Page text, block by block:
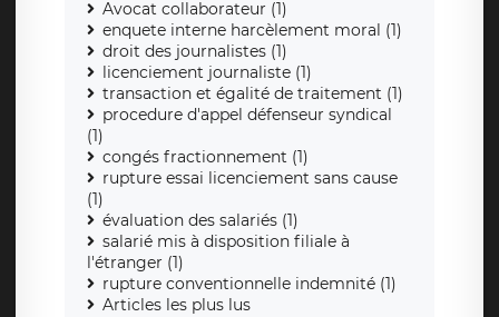
Avocat collaborateur (1)
enquete interne harcèlement moral (1)
droit des journalistes (1)
licenciement journaliste (1)
transaction et égalité de traitement (1)
procedure d'appel défenseur syndical
(1)
congés fractionnement (1)
rupture essai licenciement sans cause
(1)
évaluation des salariés (1)
salarié mis à disposition filiale à
l'étranger (1)
rupture conventionnelle indemnité (1)
Articles les plus lus